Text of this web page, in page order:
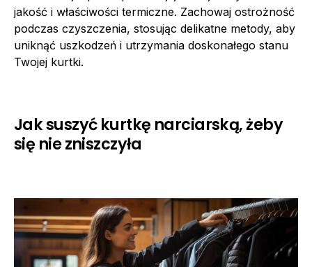
jakość i właściwości termiczne. Zachowaj ostrożność
podczas czyszczenia, stosując delikatne metody, aby
uniknąć uszkodzeń i utrzymania doskonałego stanu
Twojej kurtki.
Jak suszyć kurtkę narciarską, żeby
się nie zniszczyła